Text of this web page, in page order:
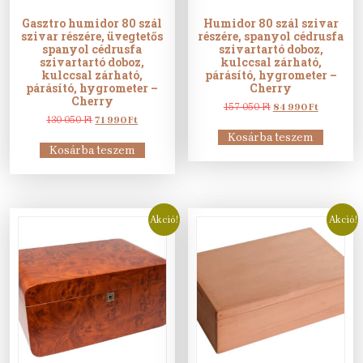
Gasztro humidor 80 szál
szivar részére, üvegtetős
spanyol cédrusfa
szivartartó doboz,
kulccsal zárható,
párásító, hygrometer –
Cherry
130 050FtOriginal
was:
130
71 990FtCurrent
is:
71
Kosárba teszem
Humidor 80 szál szivar
részére, spanyol cédrusfa
szivartartó doboz,
kulccsal zárható,
párásító, hygrometer –
Cherry
157 050Ft Original
was:
157
84 990FtCurrent
is:
84
Kosárba teszem
Akció! Akció!